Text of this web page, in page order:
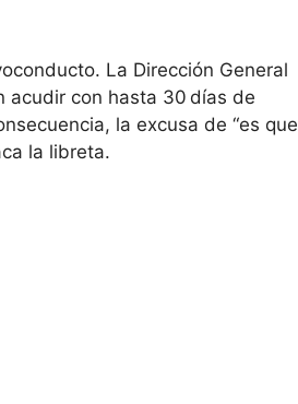
La Dirección General
acudir con hasta 30 días de
la excusa de “es que
la libreta.